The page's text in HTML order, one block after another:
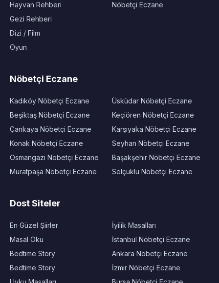
Hayvan Rehberi
Gezi Rehberi
Dizi / Film
Oyun
Nöbetçi Eczane
Nöbetçi Eczane
Kadıköy Nöbetçi Eczane
Beşiktaş Nöbetçi Eczane
Çankaya Nöbetçi Eczane
Konak Nöbetçi Eczane
Osmangazi Nöbetçi Eczane
Muratpaşa Nöbetçi Eczane
Üsküdar Nöbetçi Eczane
Keçiören Nöbetçi Eczane
Karşıyaka Nöbetçi Eczane
Seyhan Nöbetçi Eczane
Başakşehir Nöbetçi Eczane
Selçuklu Nöbetçi Eczane
Dost Siteler
En Güzel Şiirler
Masal Oku
Bedtime Story
Bedtime Story
İyilik Masalları
İstanbul Nöbetçi Eczane
Ankara Nöbetçi Eczane
İzmir Nöbetçi Eczane